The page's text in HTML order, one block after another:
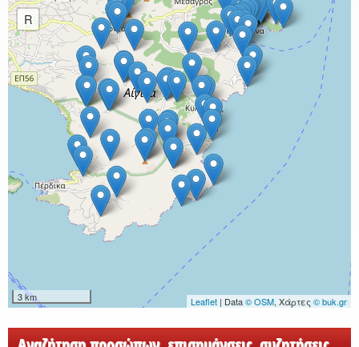
R
3 km Leaflet | Data© OSM, Χάρτες © buk.gr